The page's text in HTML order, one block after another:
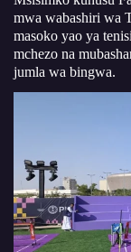
mwa wabashiri wa
masoko yao ya
mchezo na
jumla wa bingwa.